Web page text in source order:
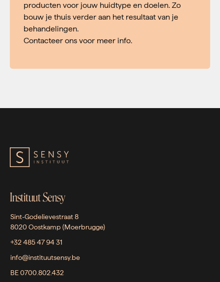
producten voor jouw huidtype en doelen. Zo
bouw je thuis verder aan het resultaat van je
behandelingen.
Contacteer ons voor meer info.
Instituut Sensy
Sint-Godelievestraat 8
8020 Oostkamp (Moerbrugge)
+32 485 47 94 31
info@instituutsensy.be
BE 0700.802.432